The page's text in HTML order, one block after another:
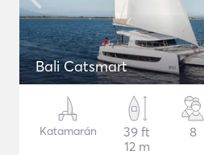
Bali Catsmart
Katamarán
39 ft
12 m
8